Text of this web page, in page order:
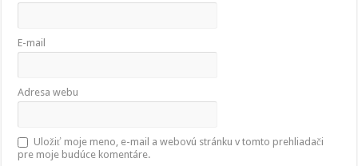
E-mail
Adresa webu
Uložiť moje meno, e-mail a webovú stránku v tomto prehliadači
pre moje budúce komentáre.